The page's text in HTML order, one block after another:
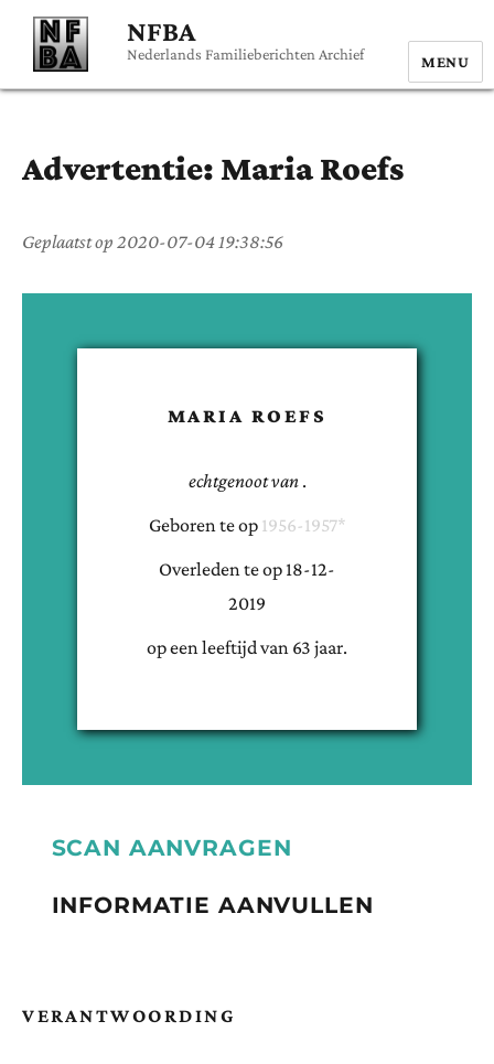
NFBA
Nederlands Familieberichten Archief MENU
Advertentie: Maria Roefs
Geplaatst op 2020-07-04 19:38:56
MARIA ROEFS
echtgenoot van .
Geboren teop 1956-1957*
Overleden teop 18-12-
2019
op een leeftijd van 63 jaar.
SCAN AANVRAGEN
INFORMATIE AANVULLEN
VERANTWOORDING